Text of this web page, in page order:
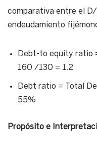
comparativa entre el
endeudamiento
Debt-to equity ratio
160 /130 = 1.2
Debt ratio = Total
55%
Propósito e